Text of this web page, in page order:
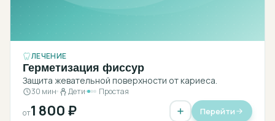
ЛЕЧЕНИЕ
Герметизация фиссур
Защита жевательной поверхности от кариеса.
30 мин Дети Простая
от1 800 ₽ Перейти